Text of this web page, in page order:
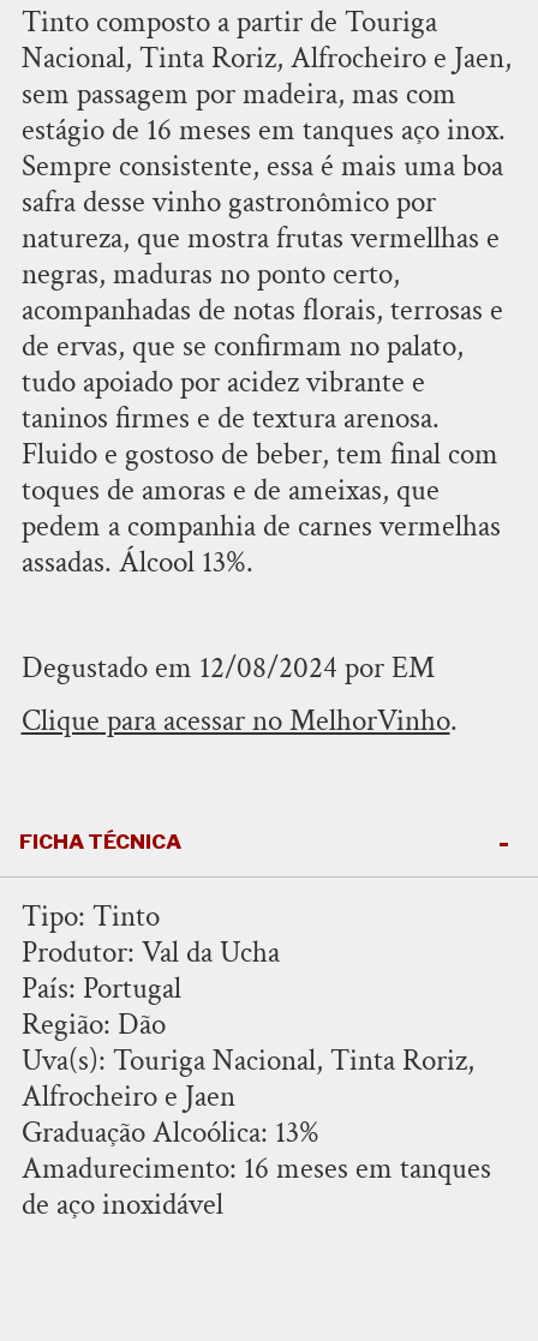
Tinto composto a partir de Touriga
Nacional, Tinta Roriz, Alfrocheiro e Jaen,
sem passagem por madeira, mas com
estágio de 16 meses em tanques aço inox.
Sempre consistente, essa é mais uma boa
safra desse vinho gastronômico por
natureza, que mostra frutas vermellhas e
negras, maduras no ponto certo,
acompanhadas de notas florais, terrosas e
de ervas, que se confirmam no palato,
tudo apoiado por acidez vibrante e
taninos firmes e de textura arenosa.
Fluido e gostoso de beber, tem final com
toques de amoras e de ameixas, que
pedem a companhia de carnes vermelhas
assadas. Álcool 13%.
Degustado em 12/08/2024 por EM
Clique para acessar no MelhorVinho.
FICHA TÉCNICA
Tipo: Tinto
Produtor: Val da Ucha
País: Portugal
Região: Dão
Uva(s): Touriga Nacional, Tinta Roriz,
Alfrocheiro e Jaen
Graduação Alcoólica: 13%
Amadurecimento: 16 meses em tanques
de aço inoxidável